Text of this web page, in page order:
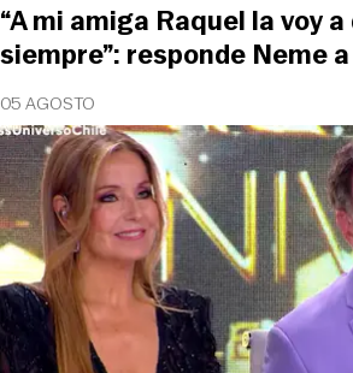
05 AGOSTO
“A mi amiga Raquel la voy
siempre”: responde Neme